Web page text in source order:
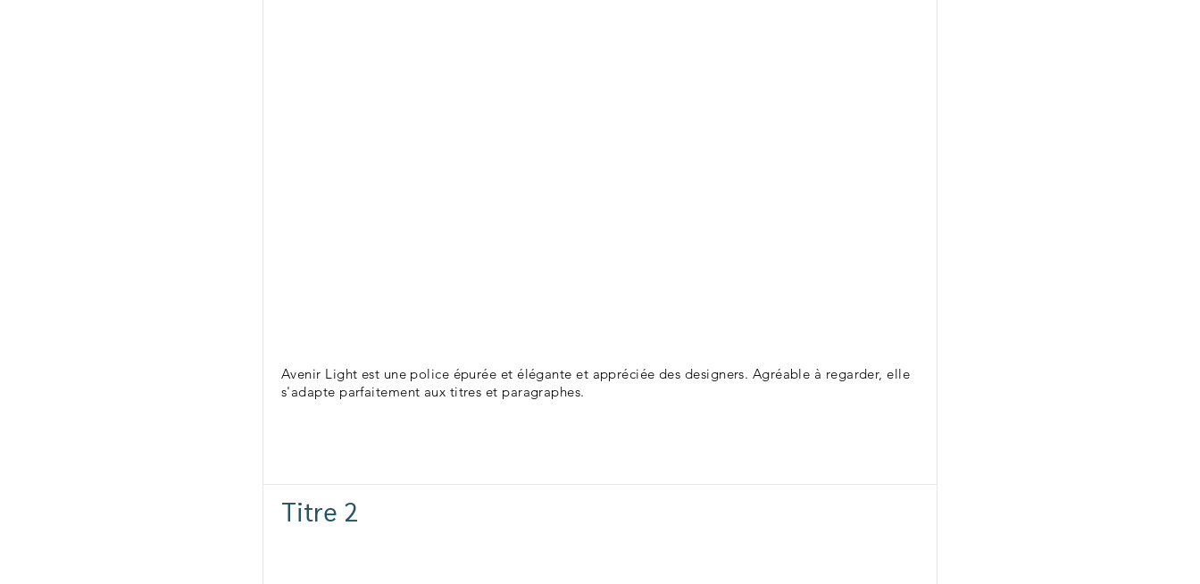
Avenir Light est une police épurée et élégante et appréciée des designers. Agréable à regarder, elle
s'adapte parfaitement aux titres et paragraphes.
Titre 2